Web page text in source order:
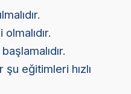
eğitimleri hızlı